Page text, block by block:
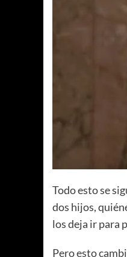
Todo esto se
dos hijos,
los deja ir para
Pero esto